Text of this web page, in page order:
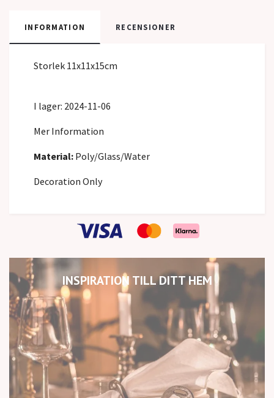
INSPIRATION TILL DITT HEM
INFORMATION RECENSIONER
Storlek 11x11x15cm
I lager: 2024-11-06
Mer Information
Material: Poly/Glass/Water
Decoration Only